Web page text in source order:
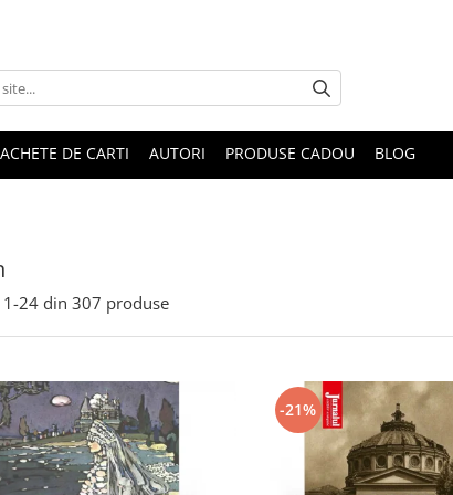
DE CARTI AUTORI PRODUSE CADOU BLOG
1-24 din 307 produse
-21%